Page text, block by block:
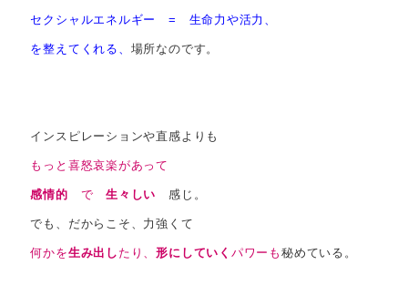
セクシャルエネルギー = 生命力や活力、
を整えてくれる、 場所なのです。
インスピレーションや直感よりも
もっと喜怒哀楽があって
感情的 で生々しい 感じ。
でも、だからこそ、力強くて
何かを生み出し たり、形にしていく パワー も秘めている。